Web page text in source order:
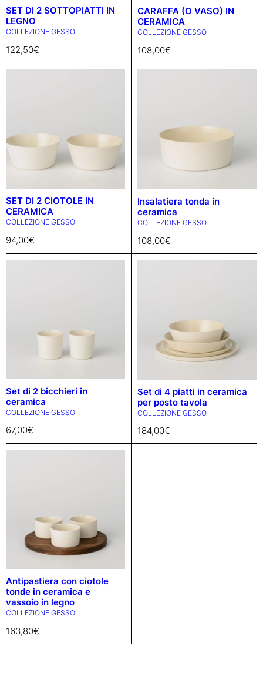
SET DI 2 SOTTOPIATTI IN
LEGNO
COLLEZIONE GESSO
122,50€
CARAFFA (O VASO) IN
CERAMICA
COLLEZIONE GESSO
108,00€
SET DI 2 CIOTOLE IN
CERAMICA
COLLEZIONE GESSO
94,00€
Insalatiera tonda in
ceramica
COLLEZIONE GESSO
108,00€
Set di 2 bicchieri in
ceramica
COLLEZIONE GESSO
67,00€
Set di 4 piatti in ceramica
per posto tavola
COLLEZIONE GESSO
184,00€
Antipastiera con ciotole
tonde in ceramica e
vassoio in legno
COLLEZIONE GESSO
163,80€